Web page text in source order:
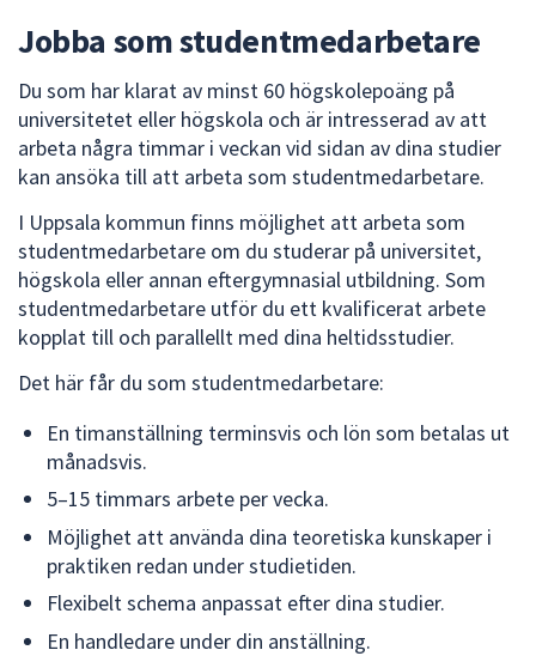
sökförslagen
enter
för
att
välja
något
av
dem.
Jobba som studentmedarbetare
Du som har klarat av minst 60 högskolepoäng på
universitetet eller högskola och är intresserad av att
arbeta några timmar i veckan vid sidan av dina studier
kan ansöka till att arbeta som studentmedarbetare.
I Uppsala kommun finns möjlighet att arbeta som
studentmedarbetare om du studerar på universitet,
högskola eller annan eftergymnasial utbildning. Som
studentmedarbetare utför du ett kvalificerat arbete
kopplat till och parallellt med dina heltidsstudier.
Det här får du som studentmedarbetare:
En timanställning terminsvis och lön som betalas ut
månadsvis.
5–15 timmars arbete per vecka.
Möjlighet att använda dina teoretiska kunskaper i
praktiken redan under studietiden.
Flexibelt schema anpassat efter dina studier.
En handledare under din anställning.